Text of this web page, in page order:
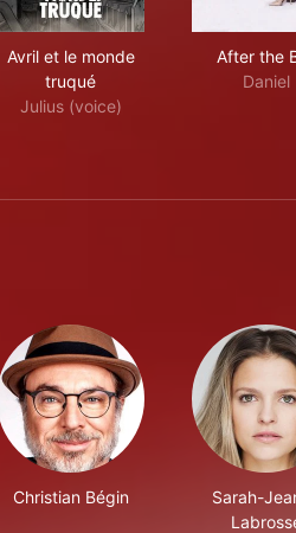
Avril et le monde
truqué
Julius (voice)
After the
Daniel
Christian Bégin
Sarah-